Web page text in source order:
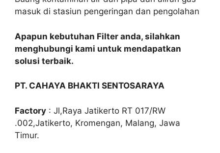
masuk di stasiun pengeringan dan pengolahan
Apapun kebutuhan Filter anda, silahkan
menghubungi kami untuk mendapatkan
solusi terbaik.
PT. CAHAYA BHAKTI SENTOSARAYA
Factory : Jl,Raya Jatikerto RT 017/RW
.002,Jatikerto, Kromengan, Malang, Jawa
Timur.